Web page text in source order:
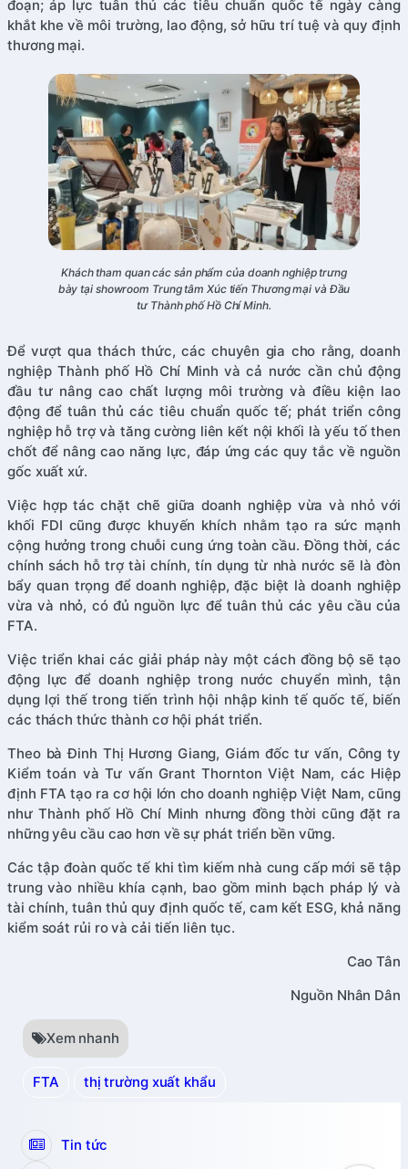
đoạn; áp lực tuân thủ các tiêu chuẩn quốc tế ngày càng
khắt khe về môi trường, lao động, sở hữu trí tuệ và quy định
thương mại.
Khách tham quan các sản phẩm của doanh nghiệp trưng
bày tại showroom Trung tâm Xúc tiến Thương mại và Đầu
tư Thành phố Hồ Chí Minh.
Để vượt qua thách thức, các chuyên gia cho rằng, doanh
nghiệp Thành phố Hồ Chí Minh và cả nước cần chủ động
đầu tư nâng cao chất lượng môi trường và điều kiện lao
động để tuân thủ các tiêu chuẩn quốc tế; phát triển công
nghiệp hỗ trợ và tăng cường liên kết nội khối là yếu tố then
chốt để nâng cao năng lực, đáp ứng các quy tắc về nguồn
gốc xuất xứ.
Việc hợp tác chặt chẽ giữa doanh nghiệp vừa và nhỏ với
khối FDI cũng được khuyến khích nhằm tạo ra sức mạnh
cộng hưởng trong chuỗi cung ứng toàn cầu. Đồng thời, các
chính sách hỗ trợ tài chính, tín dụng từ nhà nước sẽ là đòn
bẩy quan trọng để doanh nghiệp, đặc biệt là doanh nghiệp
vừa và nhỏ, có đủ nguồn lực để tuân thủ các yêu cầu của
FTA.
Việc triển khai các giải pháp này một cách đồng bộ sẽ tạo
động lực để doanh nghiệp trong nước chuyển mình, tận
dụng lợi thế trong tiến trình hội nhập kinh tế quốc tế, biến
các thách thức thành cơ hội phát triển.
Theo bà Đinh Thị Hương Giang, Giám đốc tư vấn, Công ty
Kiểm toán và Tư vấn Grant Thornton Việt Nam, các Hiệp
định FTA tạo ra cơ hội lớn cho doanh nghiệp Việt Nam, cũng
như Thành phố Hồ Chí Minh nhưng đồng thời cũng đặt ra
những yêu cầu cao hơn về sự phát triển bền vững.
Các tập đoàn quốc tế khi tìm kiếm nhà cung cấp mới sẽ tập
trung vào nhiều khía cạnh, bao gồm minh bạch pháp lý và
tài chính, tuân thủ quy định quốc tế, cam kết ESG, khả năng
kiểm soát rủi ro và cải tiến liên tục.
Cao Tân
Nguồn Nhân Dân
Xem nhanh
FTA thị trường xuất khẩu
Tin tức